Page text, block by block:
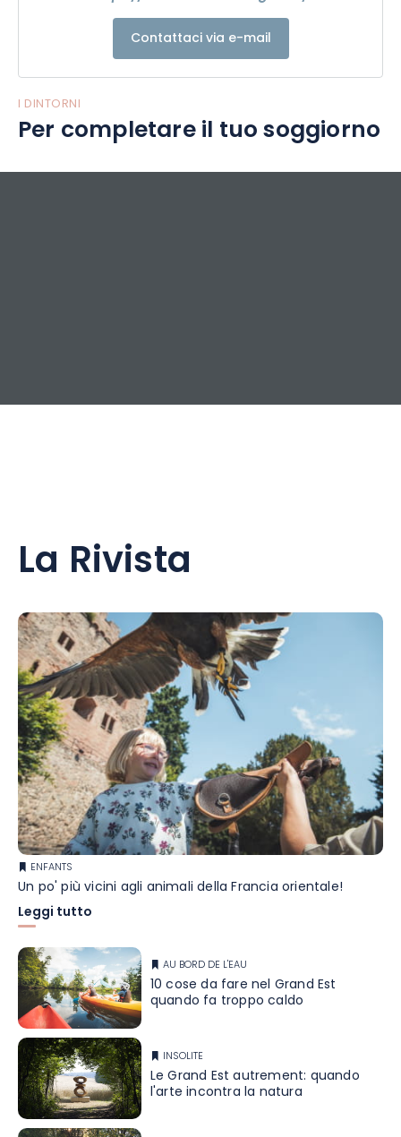
Contattaci via e-mail
I DINTORNI
Per completare il tuo soggiorno
La Rivista
ENFANTS
Un po' più vicini agli animali della Francia orientale!
Leggi tutto
AU BORD DE L'EAU
10 cose da fare nel Grand Est
quando fa troppo caldo
INSOLITE
Le Grand Est autrement: quando
l'arte incontra la natura